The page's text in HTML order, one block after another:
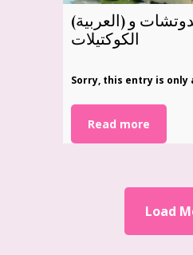
(العربية) فن السندوتشات و
الكوكتيلات
Read more
Load